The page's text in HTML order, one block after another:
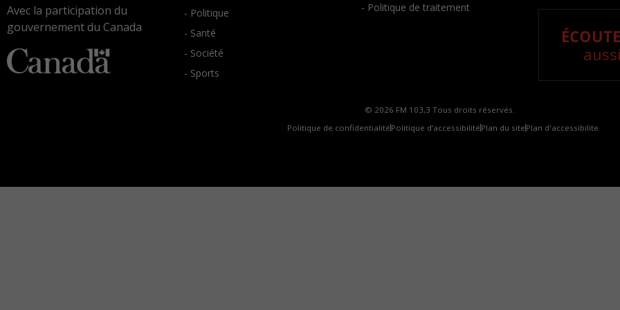
Avec la participation du
gouvernement du Canada
- Politique
- Santé
- Société
- Sports
- Politique de traitement
© 2026 FM 103,3 Tous droits réservés.
Politique de confidentialité Politique d’accessibilité Plan du site Plan d'accessibilite